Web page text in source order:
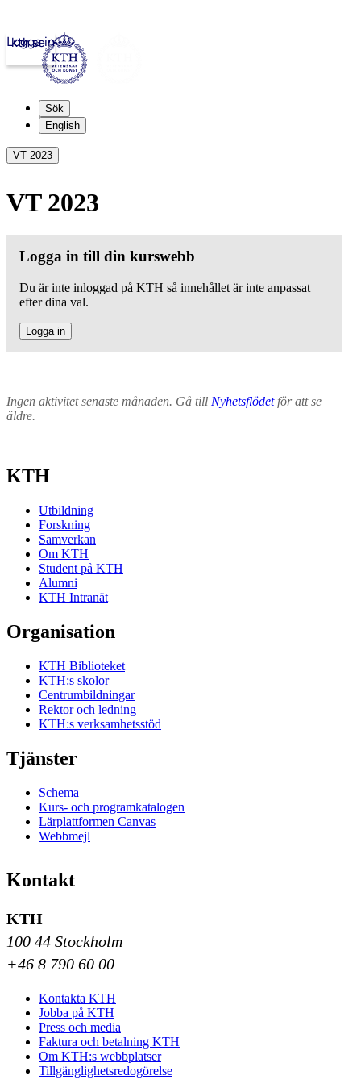
kth.se
Logga in
Sök
English
VT 2023
VT 2023
Logga in till din kurswebb
Du är inte inloggad på KTH så innehållet är inte anpassat
efter dina val.
Logga in
Ingen aktivitet senaste månaden. Gå till Nyhetsflödetför att se
äldre.
KTH
Utbildning
Forskning
Samverkan
Om KTH
Student på KTH
Alumni
KTH Intranät
Organisation
KTH Biblioteket
KTH:s skolor
Centrumbildningar
Rektor och ledning
KTH:s verksamhetsstöd
Tjänster
Schema
Kurs- och programkatalogen
Lärplattformen Canvas
Webbmejl
Kontakt
KTH
100 44 Stockholm
+46 8 790 60 00
Kontakta KTH
Jobba på KTH
Press och media
Faktura och betalning KTH
Om KTH:s webbplatser
Tillgänglighetsredogörelse